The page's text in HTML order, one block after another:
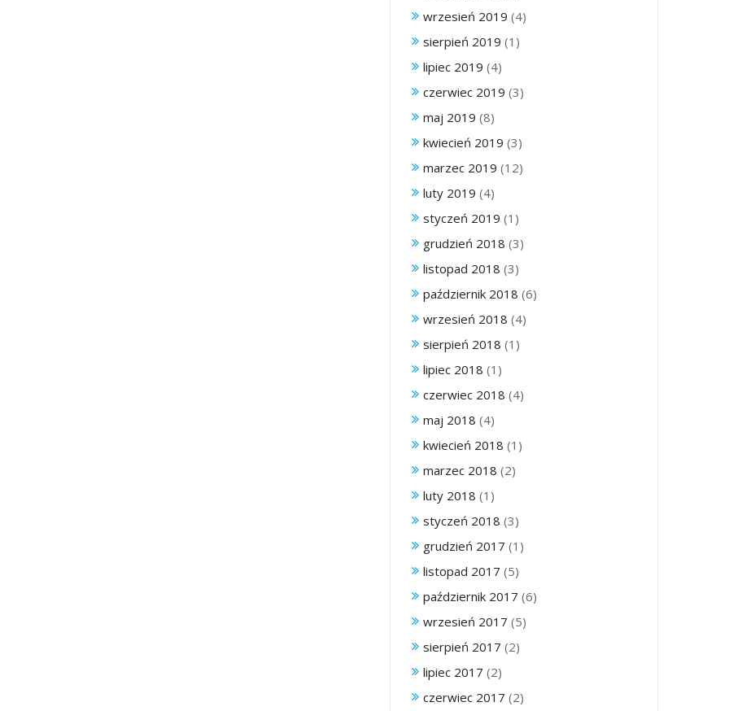
wrzesień 2019 (4)
sierpień 2019 (1)
lipiec 2019 (4)
czerwiec 2019 (3)
maj 2019 (8)
kwiecień 2019 (3)
marzec 2019 (12)
luty 2019 (4)
styczeń 2019 (1)
grudzień 2018 (3)
listopad 2018 (3)
październik 2018 (6)
wrzesień 2018 (4)
sierpień 2018 (1)
lipiec 2018 (1)
czerwiec 2018 (4)
maj 2018 (4)
kwiecień 2018 (1)
marzec 2018 (2)
luty 2018 (1)
styczeń 2018 (3)
grudzień 2017 (1)
listopad 2017 (5)
październik 2017 (6)
wrzesień 2017 (5)
sierpień 2017 (2)
lipiec 2017 (2)
czerwiec 2017 (2)